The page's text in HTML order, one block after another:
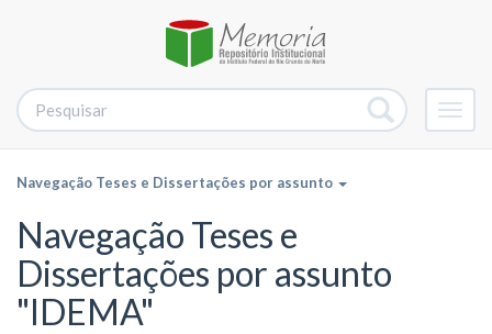
Navegação Teses e Dissertações por assunto
Navegação Teses e
Dissertações por assunto
"IDEMA"